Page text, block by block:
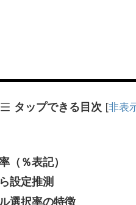
タップできる目次 [非表
（％表記）
設定推測
選択率の特徴